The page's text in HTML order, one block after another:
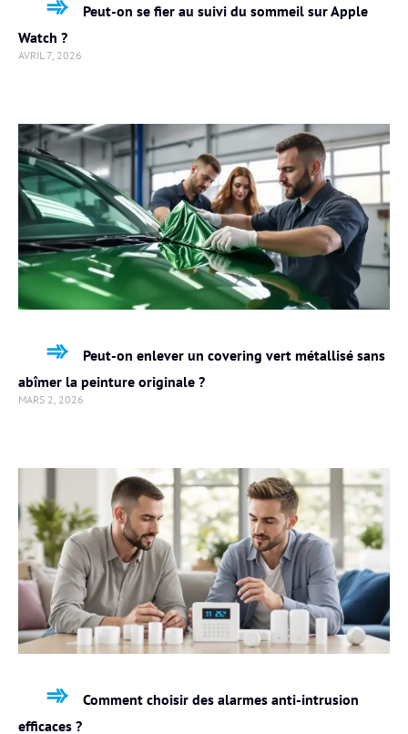
Peut-on se fier au suivi du sommeil sur Apple
Watch ?
AVRIL 7, 2026
Peut-on enlever un covering vert métallisé sans
abîmer la peinture originale ?
MARS 2, 2026
Comment choisir des alarmes anti-intrusion
efficaces ?